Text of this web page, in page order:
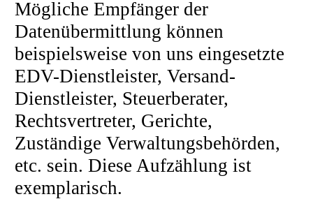
Mögliche Empfänger der
Datenübermittlung können
beispielsweise von uns eingesetzte
EDV-Dienstleister, Versand-
Dienstleister, Steuerberater,
Rechtsvertreter, Gerichte,
Zuständige Verwaltungsbehörden,
etc. sein. Diese Aufzählung ist
exemplarisch.